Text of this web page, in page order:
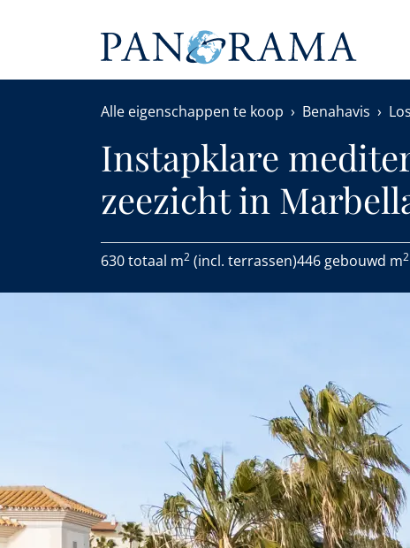
Alle eigenschappen te koop Benahavis
Instapklare
zeezicht in
630 totaal m2 (incl. terrassen)446 gebouwd m2